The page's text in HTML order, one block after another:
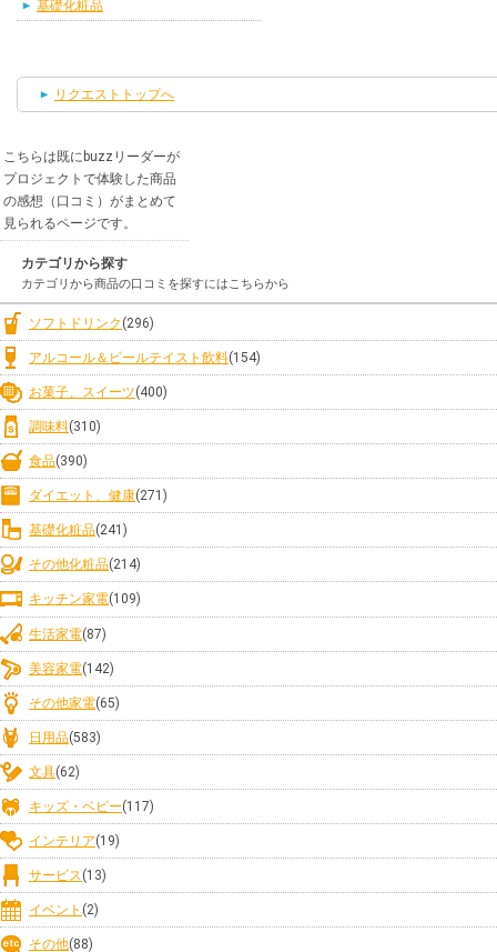
基礎化粧品
リクエストトップへ
こちらは既にbuzzリーダーが
プロジェクトで体験した商品
の感想（口コミ）がまとめて
見られるページです。
カテゴリから探す
カテゴリから商品の口コミを探すにはこちらから
ソフトドリンク (296)
アルコール＆ビールテイスト飲料(154)
お菓子、スイーツ(400)
調味料(310)
食品(390)
ダイエット、健康(271)
基礎化粧品(241)
その他化粧品(214)
キッチン家電(109)
生活家電(87)
美容家電(142)
その他家電(65)
日用品(583)
文具(62)
キッズ・ベビー(117)
インテリア(19)
サービス(13)
イベント (2)
その他(88)